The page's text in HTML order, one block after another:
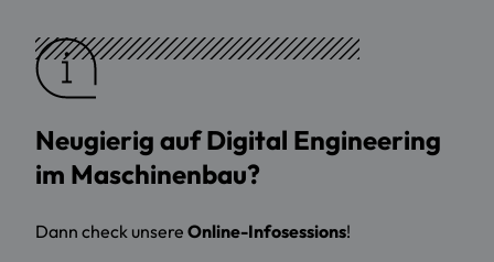
Neugierig aufDigital Engineering
im Maschinenbau?
Dann check unsere Online-Infosessions!